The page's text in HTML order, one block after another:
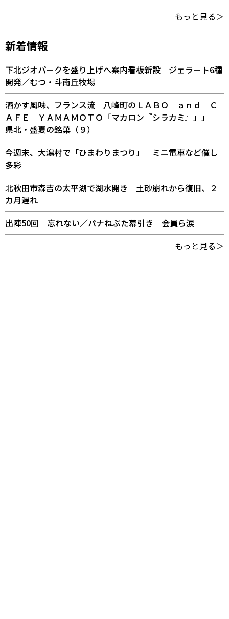
もっと見る＞
新着情報
下北ジオパークを盛り上げへ案内看板新設 ジェラート6種
開発／むつ・斗南丘牧場
酒かす風味、フランス流 八峰町のＬＡＢＯ ａｎｄ Ｃ
ＡＦＥ ＹＡＭＡＭＯＴＯ「マカロン『シラカミ』」」
県北・盛夏の銘菓（９）
今週末、大潟村で「ひまわりまつり」 ミニ電車など催し
多彩
北秋田市森吉の太平湖で湖水開き 土砂崩れから復旧、２
カ月遅れ
出陣50回 忘れない／パナねぶた幕引き 会員ら涙
もっと見る＞